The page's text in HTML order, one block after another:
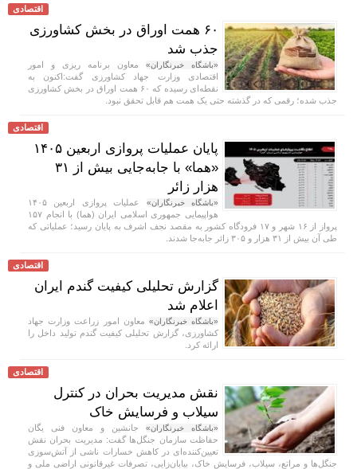
اقتصادی
۶۰ همت اوراق در بخش کشاورزی
جذب شد
«باشگاه خبرنگاران» معاون برنامه ریزی و امور
اقتصادی وزارت جهاد کشاورزی گفت:اکنون به
نقطه‌ای رسیده که ۶۰ همت اوراق در بخش کشاورزی
جذب شده؛ رقمی که در گذشته حتی یک همت هم قابل تحقق نبود.
اقتصادی
پایان عملیات پروازی اربعین ۱۴۰۵
«هما» با جابه‌جایی بیش از ۳۱
هزار زائر
«باشگاه خبرنگاران»
عملیات پروازی اربعین ۱۴۰۵
هواپیمایی جمهوری اسلامی ایران (هما) با انجام ۱۵۷
پرواز از ۱۶ شهر و ۱۷ فرودگاه کشور به مقصد نجف اشرف به پایان رسید؛ عملیاتی که
طی آن بیش از ۳۱ هزار و ۳۰۵ زائر جابه‌جا شدند.
اقتصادی
گزارش تحلیلی کیفیت گندم ایران
اعلام شد
«باشگاه خبرنگاران» معاون امور زراعت وزارت جهاد
کشاورزی، گزارش تحلیلی کیفیت گندم تولید داخل را
ارائه کرد.
اقتصادی
نقش مدیریت بحران در کنترل
سیلاب و فرسایش خاک
«باشگاه خبرنگاران» جانشین و معاون فنی یگان
حفاظت سازمان جنگل‌ها گفت: مدیریت بحران نقش
تعیین‌کننده‌ای در کاهش خسارات ناشی از آتش‌سوزی
جنگل‌ها و مراتع، سیلاب، فرسایش خاک، بیابان‌زایی، تصرفات غیرقانونی اراضی ملی و